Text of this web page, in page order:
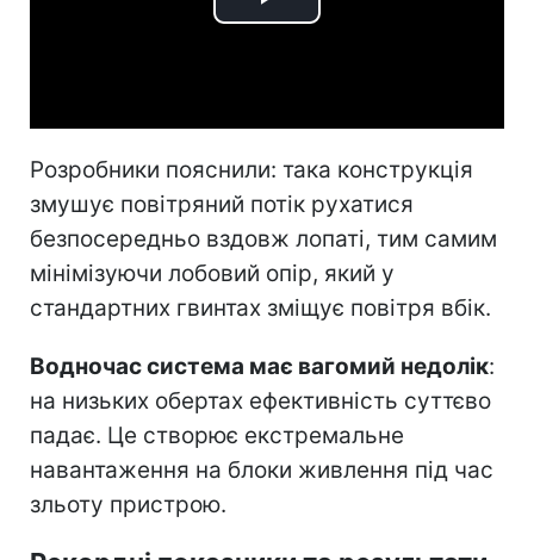
Play
Розробники пояснили: така конструкція
змушує повітряний потік рухатися
безпосередньо вздовж лопаті, тим самим
мінімізуючи лобовий опір, який у
стандартних гвинтах зміщує повітря вбік.
Водночас система має вагомий недолік:
на низьких обертах ефективність суттєво
падає. Це створює екстремальне
навантаження на блоки живлення під час
зльоту пристрою.